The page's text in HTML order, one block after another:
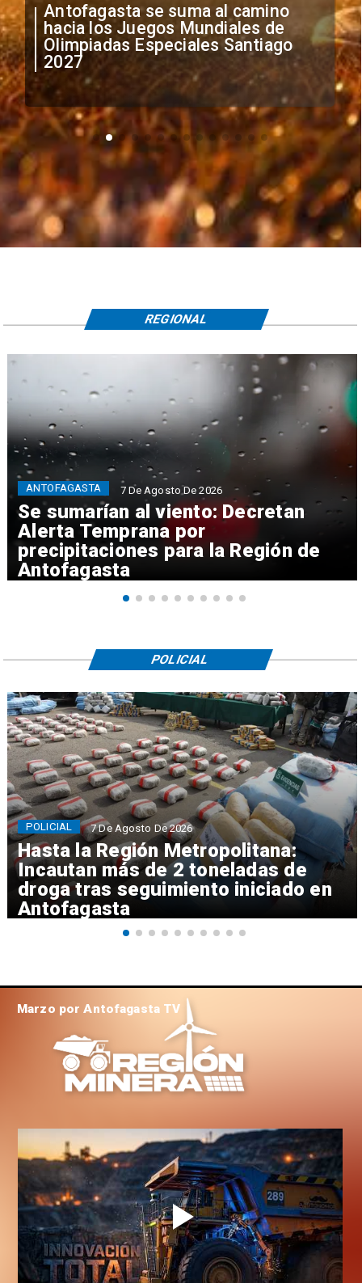
de
"Falta de profesionalismo": Sifup
anuncia medidas por situación
irregular de futbolistas
extranjeros
Se sumarían al viento: Decretan
Alerta Temprana por
precipitaciones para la Región de
Antofagasta
ANTOFAGASTA 7 De Agosto De 2026
REGIONAL
Hasta la Región Metropolitana:
Incautan más de 2 toneladas de
droga tras seguimiento iniciado en
Antofagasta
POLICIAL 7 De Agosto De 2026
POLICIAL
Marzo por Antofagasta TV